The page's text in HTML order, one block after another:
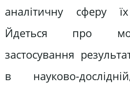
аналітичну сферу
Йдеться про
застосування
в науково-